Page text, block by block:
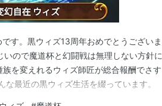
す。黒ウィズ13周年おめでとうございま
ので魔道杯と幻闘戦は無理しない方針に
を変えれるウィズ師匠が総合報酬でさす
最近の黒ウィズ生活を綴っています。